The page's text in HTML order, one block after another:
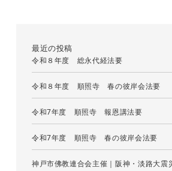
最近の投稿
令和８年度 総永代経法要
令和８年度 順照寺 春の彼岸会法要
令和7年度 順照寺 報恩講法要
令和7年度 順照寺 春の彼岸会法要
神戸市佛教連合会主催｜阪神・淡路大震